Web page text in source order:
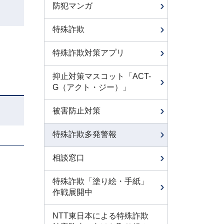
防犯マンガ
特殊詐欺
特殊詐欺対策アプリ
抑止対策マスコット「ACT-
G（アクト・ジー）」
被害防止対策
特殊詐欺多発警報
相談窓口
特殊詐欺「塗り絵・手紙」
作戦展開中
NTT東日本による特殊詐欺